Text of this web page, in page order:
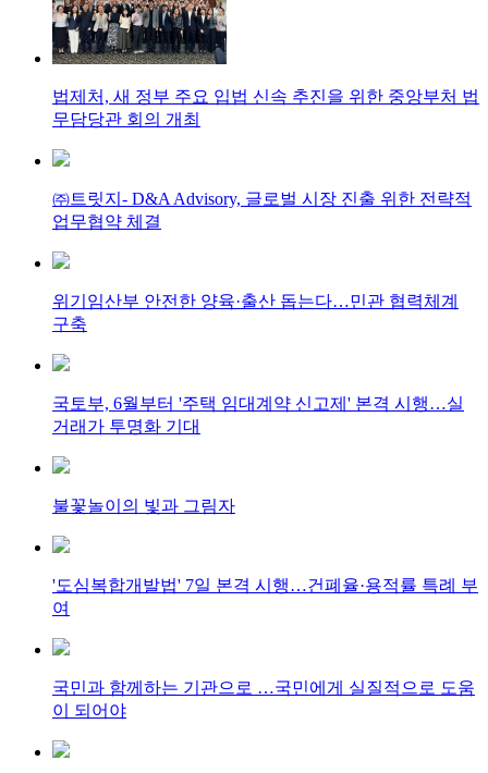
법제처, 새 정부 주요 입법 신속 추진을 위한 중앙부처 법
무담당관 회의 개최
㈜트릿지- D&A Advisory, 글로벌 시장 진출 위한 전략적
업무협약 체결
위기임산부 안전한 양육·출산 돕는다…민관 협력체계
구축
국토부, 6월부터 '주택 임대계약 신고제' 본격 시행…실
거래가 투명화 기대
불꽃놀이의 빛과 그림자
'도심복합개발법' 7일 본격 시행…건폐율·용적률 특례 부
여
국민과 함께하는 기관으로 …국민에게 실질적으로 도움
이 되어야